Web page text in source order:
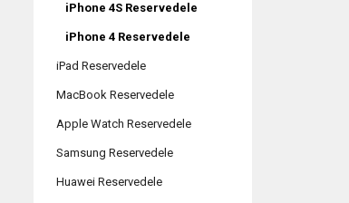
iPhone 4S Reservedele
iPhone 4 Reservedele
iPad Reservedele
MacBook Reservedele
Apple Watch Reservedele
Samsung Reservedele
Huawei Reservedele